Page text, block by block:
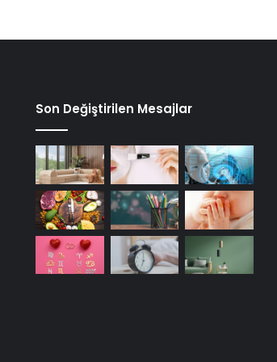
Son Değiştirilen Mesajlar